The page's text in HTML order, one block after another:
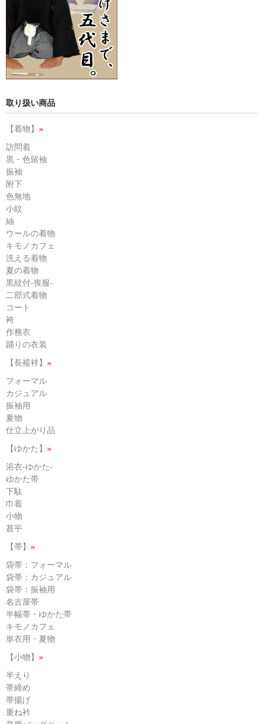
取り扱い商品
【着物】 »
訪問着
黒・色留袖
振袖
附下
色無地
小紋
紬
ウールの着物
キモノカフェ
洗える着物
夏の着物
黒紋付-喪服-
二部式着物
コート
袴
作務衣
踊りの衣装
【長襦袢】 »
フォーマル
カジュアル
振袖用
夏物
仕立上がり品
【ゆかた】 »
浴衣-ゆかた-
ゆかた帯
下駄
巾着
小物
甚平
【帯】 »
袋帯：フォーマル
袋帯：カジュアル
袋帯：振袖用
名古屋帯
半幅帯・ゆかた帯
キモノカフェ
単衣用・夏物
【小物】 »
半えり
帯締め
帯揚げ
重ね衿